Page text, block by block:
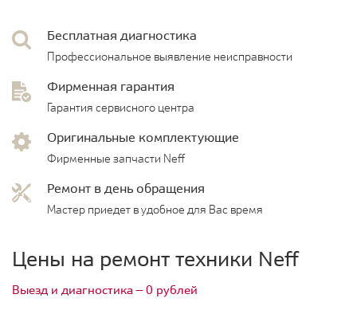
Бесплатная диагностика
Профессиональное выявление неисправности
Фирменная гарантия
Гарантия сервисного центра
Оригинальные комплектующие
Фирменные запчасти Neff
Ремонт в день обращения
Мастер приедет в удобное для Вас время
Цены на ремонт техники Neff
Выезд и диагностика — 0 рублей